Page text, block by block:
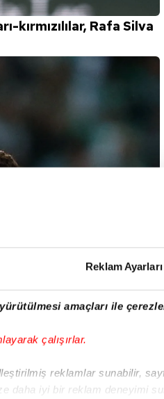
Reklam Ayarları
amaçları ile
çalışırlar.
reklamlar sunabilir,
daha iyi bir reklam deneyimi
kırmızılılar, Rafa Silva